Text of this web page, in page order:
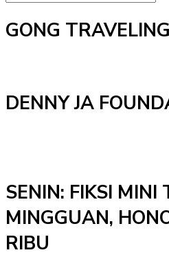
GONG TRAVELING
DENNY JA
SENIN: FIKSI MINI
MINGGUAN,
RIBU